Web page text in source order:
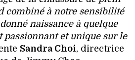
combiné à notre sensibilité
naissance à quelque
passionnant et unique sur le
Sandra Choi, directrice